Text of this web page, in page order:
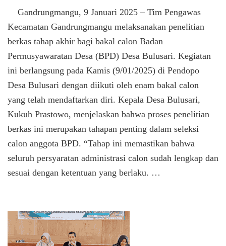
Pengawas
Kecamatan
Berkas
Tahap
Bakal
Calon
BPD
Bulusari
Gandrungmangu, 9 Januari 2025 – Tim Pengawas
Kecamatan Gandrungmangu melaksanakan penelitian
berkas tahap akhir bagi bakal calon Badan
Permusyawaratan Desa (BPD) Desa Bulusari. Kegiatan
ini berlangsung pada Kamis (9/01/2025) di Pendopo
Desa Bulusari dengan diikuti oleh enam bakal calon
yang telah mendaftarkan diri. Kepala Desa Bulusari,
Kukuh Prastowo, menjelaskan bahwa proses penelitian
berkas ini merupakan tahapan penting dalam seleksi
calon anggota BPD. “Tahap ini memastikan bahwa
seluruh persyaratan administrasi calon sudah lengkap dan
sesuai dengan ketentuan yang berlaku. …